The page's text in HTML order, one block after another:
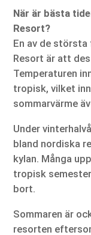
När är bästa
Resort?
En av de
Resort är att
Temperaturen
tropisk, vilket
sommarvärme
Under
bland nordiska
kylan. Många
tropisk
bort.
Sommaren är
resorten